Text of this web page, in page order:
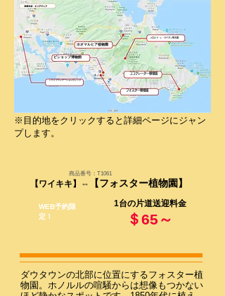
フォスター植物園
ビショップ博物館
ココクレーター植物園
ハロルド・L・ライオン樹木園
ホオマルヒア植物園
ハワイプランテーションビレッジ
​※目的地をクリックすると詳細ページにジャン
プします。
商品番号：T1061
WEB予約限
定！
1台の片道送迎料金
＄65～
​【ワイキキ】⇔ 【フォスター植物園】
​ダウタウンの北部に位置にするフォスター植
物園。ホノルルの喧騒からは想像もつかない